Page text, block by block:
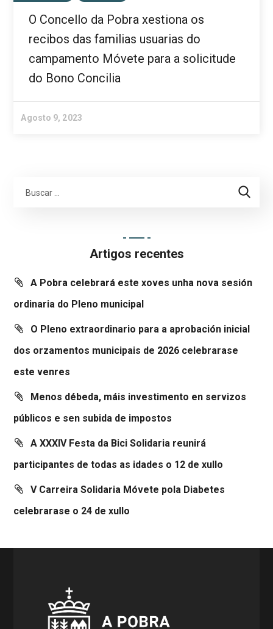
O Concello da Pobra xestiona os
recibos das familias usuarias do
campamento Móvete para a solicitude
do Bono Concilia
Agosto 9, 2023
Artigos recentes
A Pobra celebrará este xoves unha nova sesión
ordinaria do Pleno municipal
O Pleno extraordinario para a aprobación inicial
dos orzamentos municipais de 2026 celebrarase
este venres
Menos débeda, máis investimento en servizos
públicos e sen subida de impostos
A XXXIV Festa da Bici Solidaria reunirá
participantes de todas as idades o 12 de xullo
V Carreira Solidaria Móvete pola Diabetes
celebrarase o 24 de xullo